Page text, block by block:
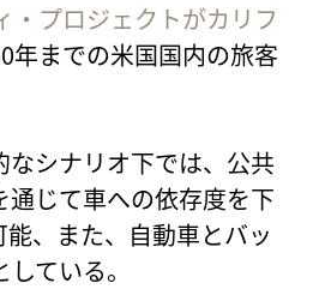
・プロジェクトがカリフ
年までの米国国内の旅客
シナリオ下では、公共
じて車への依存度を下
、また、自動車とバッ
ている。